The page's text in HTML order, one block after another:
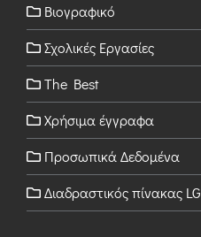
Βιογραφικό
Σχολικές Εργασίες
The Best
Χρήσιμα έγγραφα
Προσωπικά Δεδομένα
Διαδραστικός πίνακας LG